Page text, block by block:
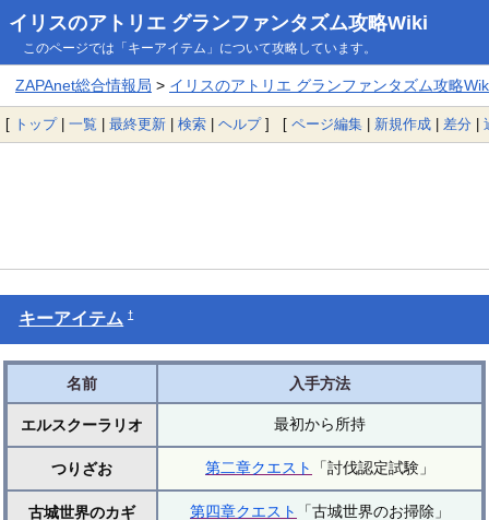
イリスのアトリエ グランファンタズム攻略Wiki
このページでは「キーアイテム」について攻略しています。
ZAPAnet総合情報局 > イリスのアトリエ グランファンタズム攻略
[ トップ| 一覧 | 最終更新 | 検索 | ヘルプ] [ ページ編集 | 新規作成 | 差分 |
キーアイテム †
名前 入手方法
エルスクーラリオ 最初から所持
つりざお 第二章クエスト 「討伐認定試験」
古城世界のカギ 第四章クエスト 「古城世界のお掃除」